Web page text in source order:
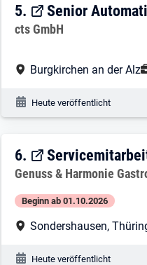
5. Ergebnis:
5. Senior
Arbeitgeber:
cts GmbH
Arbeitsort:
Burgkirchen an der Alz
Veröffentlichungsdatum:
Heute veröffentlicht
6. Ergebnis:
6.
Arbeitgeber:
Genuss & Harmonie
Beginn ab 01.10.2026
Arbeitsort:
Sondershausen,
Veröffentlichungsdatum:
Heute veröffentlicht